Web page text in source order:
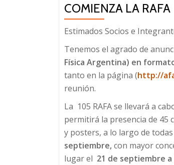
COMIENZA LA RAFA
Estimados Socios e
Tenemos el agrado de
Física Argentina) en
tanto en la página (http://
reunión.
La 105 RAFA se llevará a
permitirá la presencia de 45
y posters, a lo largo de
septiembre,con mayor
lugar el 21 de septiembre a